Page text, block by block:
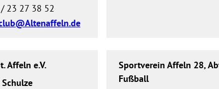
23 27 38 52
Affeln e.V.
Sportverein Affeln 28,
Fußball